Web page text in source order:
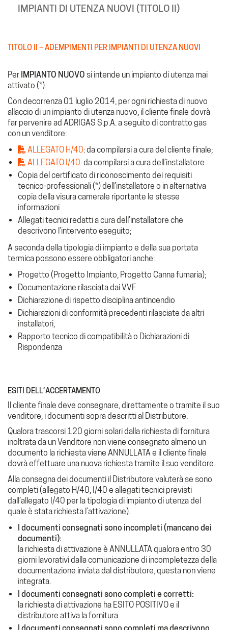
IMPIANTI DI UTENZA NUOVI (TITOLO II)
TITOLO II – ADEMPIMENTI PER IMPIANTI DI UTENZA NUOVI
Per IMPIANTO NUOVO si intende un impianto di utenza mai
attivato (*).
Con decorrenza 01 luglio 2014, per ogni richiesta di nuovo
allaccio di un impianto di utenza nuovo, il cliente finale dovrà
far pervenire ad ADRIGAS S.p.A. a seguito di contratto gas
con un venditore:
ALLEGATO H/40: da compilarsi a cura del cliente finale;
ALLEGATO I/40: da compilarsi a cura dell’installatore
Copia del certificato di riconoscimento dei requisiti
tecnico-professionali (*) dell’installatore o in alternativa
copia della visura camerale riportante le stesse
informazioni
Allegati tecnici redatti a cura dell’installatore che
descrivono l’intervento eseguito;
A seconda della tipologia di impianto e della sua portata
termica possono essere obbligatori anche:
Progetto (Progetto Impianto, Progetto Canna fumaria);
Documentazione rilasciata dai VVF
Dichiarazione di rispetto disciplina antincendio
Dichiarazioni di conformità precedenti rilasciate da altri
installatori,
Rapporto tecnico di compatibilità o Dichiarazioni di
Rispondenza
ESITI DELL’ACCERTAMENTO
Il cliente finale deve consegnare, direttamente o tramite il suo
venditore, i documenti sopra descritti al Distributore.
Qualora trascorsi 120 giorni solari dalla richiesta di fornitura
inoltrata da un Venditore non viene consegnato almeno un
documento la richiesta viene ANNULLATA e il cliente finale
dovrà effettuare una nuova richiesta tramite il suo venditore.
Alla consegna dei documenti il Distributore valuterà se sono
completi (allegato H/40, I/40 e allegati tecnici previsti
dall’allegato I/40 per la tipologia di impianto di utenza del
quale è stata richiesta l’attivazione).
I documenti consegnati sono incompleti (mancano dei
documenti):
la richiesta di attivazione è ANNULLATA qualora entro 30
giorni lavorativi dalla comunicazione di incompletezza della
documentazione inviata dal distributore, questa non viene
integrata.
I documenti consegnati sono completi e corretti:
la richiesta di attivazione ha ESITO POSITIVO e il
distributore attiva la fornitura.